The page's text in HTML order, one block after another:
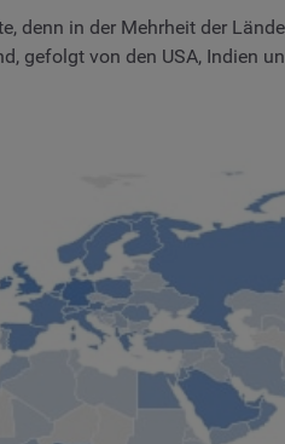
denn in der Mehrheit der
von den USA, Indien